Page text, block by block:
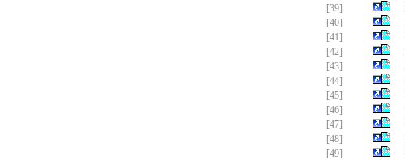
[39]
[40]
[41]
[42]
[43]
[44]
[45]
[46]
[47]
[48]
[49]